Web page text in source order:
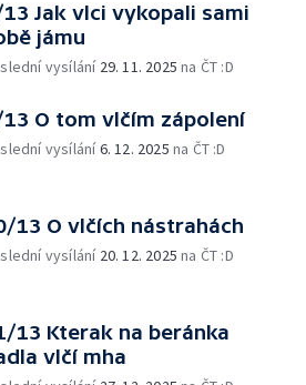
Jak vlci vykopali sami
jámu
vysílání 29. 11. 2025 na ČT :D
O tom vlčím zápolení
vysílání6. 12. 2025 na ČT :D
13 O vlčích nástrahách
vysílání 20. 12. 2025 na ČT :D
13 Kterak na beránka
vlčí mha